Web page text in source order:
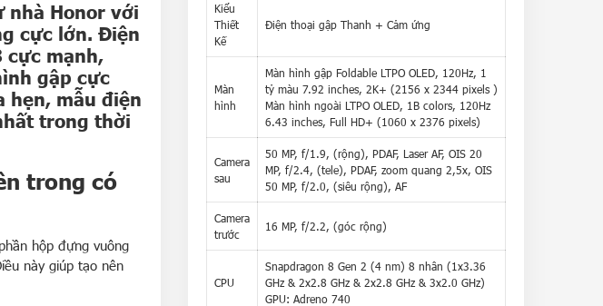
nhà Honor với
cực lớn. Điện
cực mạnh,
gập cực
hẹn, mẫu điện
trong thời
trong có
hộp đựng vuông
này giúp tạo nên
Kiểu
Thiết
Kế
Điện thoại gập Thanh + Cảm ứng
Màn
hình
Màn hình gập Foldable LTPO OLED, 120Hz, 1
tỷ màu 7.92 inches, 2K+ (2156 x 2344 pixels )
Màn hình ngoài LTPO OLED, 1B colors, 120Hz
6.43 inches, Full HD+ (1060 x 2376 pixels)
Camera
sau
50 MP, f/1.9, (rộng), PDAF, Laser AF, OIS 20
MP, f/2.4, (tele), PDAF, zoom quang 2,5x, OIS
50 MP, f/2.0, (siêu rộng), AF
Camera
trước
16 MP, f/2.2, (góc rộng)
CPU
Snapdragon 8 Gen 2 (4 nm) 8 nhân (1x3.36
GHz & 2x2.8 GHz & 2x2.8 GHz & 3x2.0 GHz)
GPU: Adreno 740